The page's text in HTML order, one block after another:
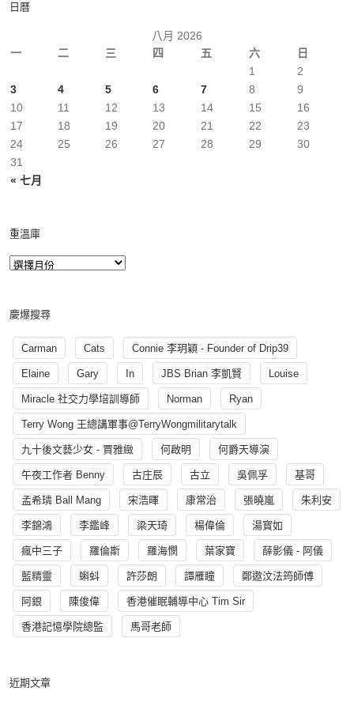
日曆
八月 2026
一
二 三 四 五 六 日
« 七月
1
2
3
4 5 6 7 8
9
10
11 12 13 14 15
16
17
18 19 20 21 22
23
24
25 26 27 28 29
30
31
重溫庫
慶爆搜尋
Carman Cats Connie 李玥穎 - Founder of Drip39
Elaine Gary In JBS Brian 李凱賢 Louise
Miracle 社交力學培訓導師 Norman Ryan
Terry Wong 王總講軍事@TerryWongmilitarytalk
九十後文藝少女 - 賈雅緻 何啟明 何爵天導演
午夜工作者 Benny 古庄辰 古立 吳佩孚 基哥
孟希璘 Ball Mang 宋浩暉 康常治 張曉嵐 朱利安
李錦鴻 李鑑峰 梁天琦 楊偉倫 湯寳如
瘋中三子 羅倫斯 羅海憫 葉家寶 薛影儀 - 阿儀
藍精靈 蝌蚪 許莎朗 譚雁瞳 鄭遨汶法筠師傅
阿銀 陳俊偉 香港催眠輔導中心 Tim Sir
香港記憶學院總監 馬哥老師
近期文章